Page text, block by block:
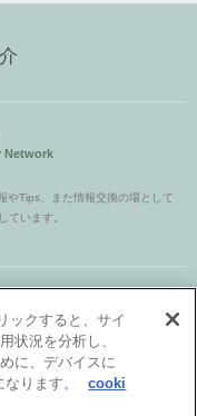
Network
やTips、また情報交換の場として
ています。
ミュニティ
士をつなげ、技術情報の共有や
することを目的としたコミュニ
ックすると、サイ
状況を分析し、
に、デバイスに
ります。
cooki